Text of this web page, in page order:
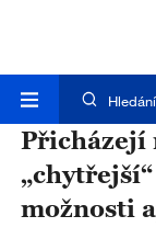
Hledání
Přicházejí
možnosti